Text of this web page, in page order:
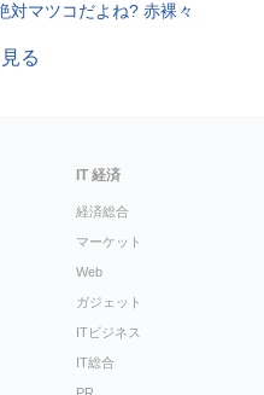
対マツコだよね? 赤裸々
る
IT 経済
経済総合
マーケット
Web
ガジェット
ITビジネス
IT総合